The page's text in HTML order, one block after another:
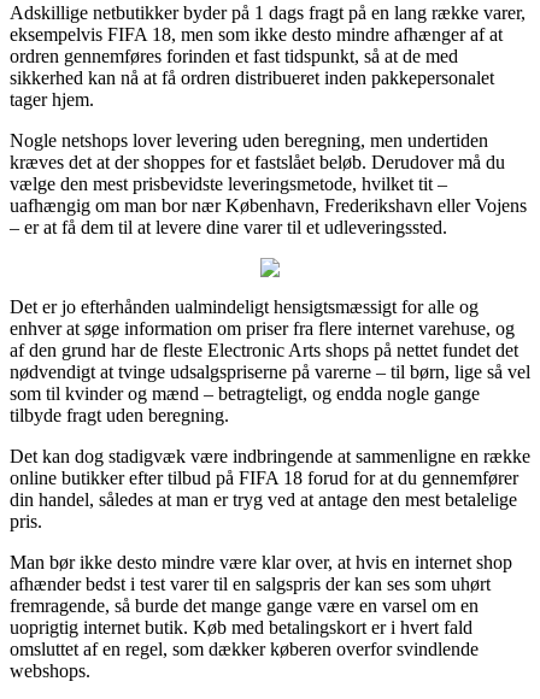
Adskillige netbutikker byder på 1 dags fragt på en lang række varer,
eksempelvis FIFA 18, men som ikke desto mindre afhænger af at
ordren gennemføres forinden et fast tidspunkt, så at de med
sikkerhed kan nå at få ordren distribueret inden pakkepersonalet
tager hjem.
Nogle netshops lover levering uden beregning, men undertiden
kræves det at der shoppes for et fastslået beløb. Derudover må du
vælge den mest prisbevidste leveringsmetode, hvilket tit –
uafhængig om man bor nær København, Frederikshavn eller Vojens
– er at få dem til at levere dine varer til et udleveringssted.
Det er jo efterhånden ualmindeligt hensigtsmæssigt for alle og
enhver at søge information om priser fra flere internet varehuse, og
af den grund har de fleste Electronic Arts shops på nettet fundet det
nødvendigt at tvinge udsalgspriserne på varerne – til børn, lige så vel
som til kvinder og mænd – betragteligt, og endda nogle gange
tilbyde fragt uden beregning.
Det kan dog stadigvæk være indbringende at sammenligne en række
online butikker efter tilbud på FIFA 18 forud for at du gennemfører
din handel, således at man er tryg ved at antage den mest betalelige
pris.
Man bør ikke desto mindre være klar over, at hvis en internet shop
afhænder bedst i test varer til en salgspris der kan ses som uhørt
fremragende, så burde det mange gange være en varsel om en
uoprigtig internet butik. Køb med betalingskort er i hvert fald
omsluttet af en regel, som dækker køberen overfor svindlende
webshops.